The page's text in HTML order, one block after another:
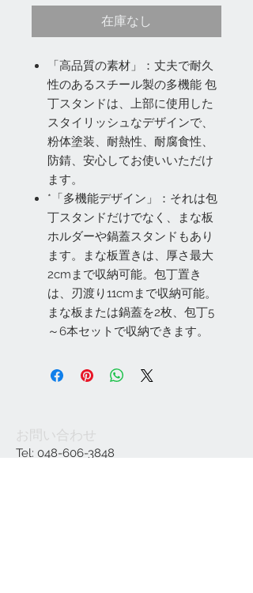
在庫なし
「高品質の素材」：丈夫で耐久
性のあるスチール製の多機能 包
丁スタンドは、上部に使用した
スタイリッシュなデザインで、
粉体塗装、耐熱性、耐腐食性、
防錆、安心してお使いいただけ
ます。
*「多機能デザイン」：それは包
丁スタンドだけでなく、まな板
ホルダーや鍋蓋スタンドもあり
ます。まな板置きは、厚さ最大
2cmまで収納可能。包丁置き
は、刃渡り11cmまで収納可能。
まな板または鍋蓋を2枚、包丁5
～6本セットで収納できます。
お問い合わせ
Tel: 048-606-3848